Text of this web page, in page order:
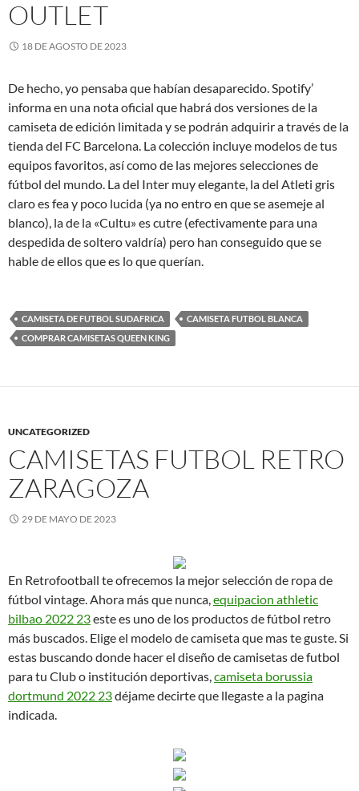
OUTLET
18 DE AGOSTO DE 2023
De hecho, yo pensaba que habían desaparecido. Spotify’
informa en una nota oficial que habrá dos versiones de la
camiseta de edición limitada y se podrán adquirir a través de la
tienda del FC Barcelona. La colección incluye modelos de tus
equipos favoritos, así como de las mejores selecciones de
fútbol del mundo. La del Inter muy elegante, la del Atleti gris
claro es fea y poco lucida (ya no entro en que se asemeje al
blanco), la de la «Cultu» es cutre (efectivamente para una
despedida de soltero valdría) pero han conseguido que se
hable de ellos que es lo que querían.
CAMISETA DE FUTBOL SUDAFRICA
CAMISETA FUTBOL BLANCA
COMPRAR CAMISETAS QUEEN KING
UNCATEGORIZED
CAMISETAS FUTBOL RETRO
ZARAGOZA
29 DE MAYO DE 2023
En Retrofootball te ofrecemos la mejor selección de ropa de
fútbol vintage. Ahora más que nunca,equipacion athletic
bilbao 2022 23este es uno de los productos de fútbol retro
más buscados. Elige el modelo de camiseta que mas te guste. Si
estas buscando donde hacer el diseño de camisetas de futbol
para tu Club o institución deportivas,camiseta borussia
dortmund 2022 23déjame decirte que llegaste a la pagina
indicada.